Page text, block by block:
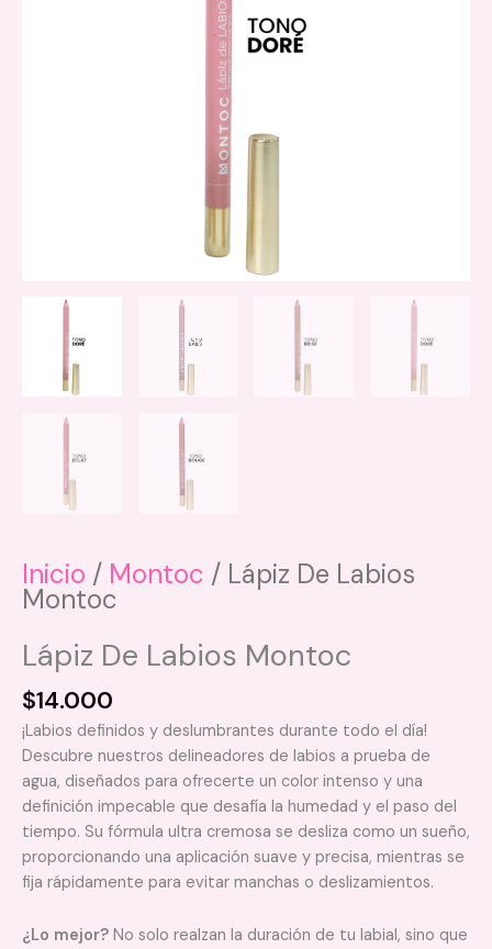
Inicio / Montoc / Lápiz De Labios
Montoc
Lápiz De Labios Montoc
$14.000
¡Labios definidos y deslumbrantes durante todo el día!
Descubre nuestros delineadores de labios a prueba de
agua, diseñados para ofrecerte un color intenso y una
definición impecable que desafía la humedad y el paso del
tiempo. Su fórmula ultra cremosa se desliza como un sueño,
proporcionando una aplicación suave y precisa, mientras se
fija rápidamente para evitar manchas o deslizamientos.
¿Lo mejor? No solo realzan la duración de tu labial, sino que